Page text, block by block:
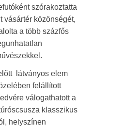
szórakoztatta
vásártér közönségét,
a több százfős
látványos elem
felállított
válogathatott a
klasszikus
helyszínen